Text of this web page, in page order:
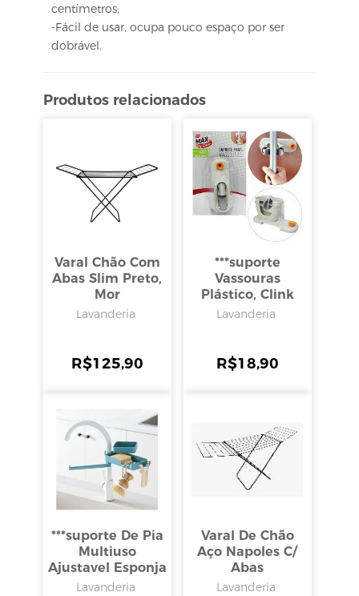
centímetros;
-Fácil de usar, ocupa pouco espaço por ser
dobrável.
Produtos relacionados
Varal Chão Com
Abas Slim Preto,
Mor
Lavanderia
R$125,90
***suporte
Vassouras
Plástico, Clink
Lavanderia
R$18,90
***suporte De Pia
Multiuso
Ajustavel Esponja
Pano, Clink
Lavanderia
Varal De Chão
Aço Napoles C/
Abas
Lavanderia